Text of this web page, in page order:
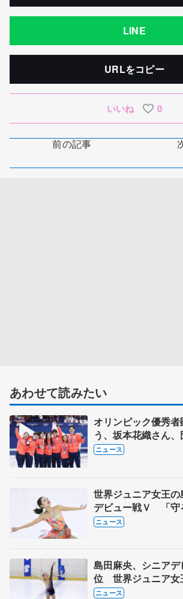
LINE
URLをコピー
いいね 0
前の記事
あわせて読みたい
オリンピック優秀
う、坂本花織さん
8月7日に文科省が
ニュース
世界ジュニア女王
デビュー戦Ｖ 「守
める」気持ち、み
ニュース
島田麻央、シニア
位 世界ジュニア女
ス杯
ニュース